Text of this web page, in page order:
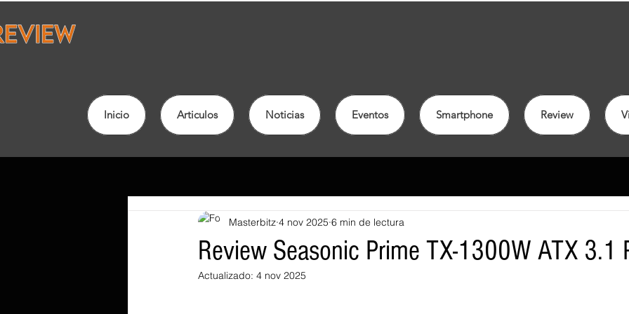
Inicio Articulos Noticias Eventos Smartphone Review
Review Seasonic Prime TX-1300W ATX 3.1
Masterbitz 4 nov 2025 6 min de lectura
Actualizado: 4 nov 2025